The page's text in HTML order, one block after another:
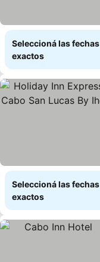
Seleccioná las
exactos
Seleccioná las
exactos